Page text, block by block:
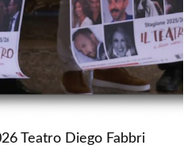
Teatro Diego Fabbri